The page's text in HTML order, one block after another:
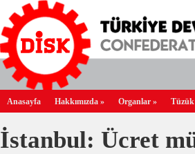
Anasayfa Hakkımızda » Organlar »
İstanbul: Ücret